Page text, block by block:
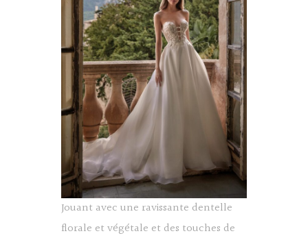
Jouant avec une ravissante dentelle
florale et végétale et des touches de